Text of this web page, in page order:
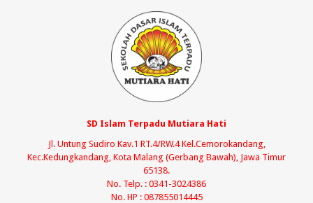
SD Islam Terpadu Mutiara Hati
Jl. Untung Sudiro Kav.1 RT.4/RW.4 Kel.Cemorokandang,
Kec.Kedungkandang, Kota Malang (Gerbang Bawah), Jawa Timur
65138.
No. Telp. : 0341-3024386
No. HP : 087855014445